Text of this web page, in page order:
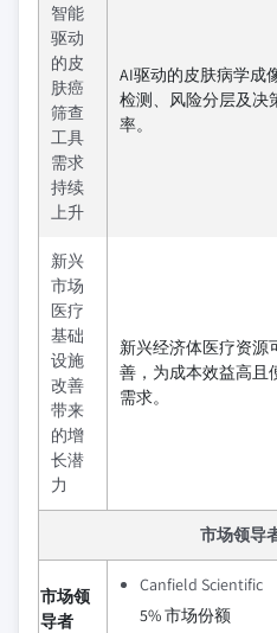
智能
驱动
的皮
肤癌
筛查
工具
需求
持续
上升
AI驱动的皮肤病学成
检测、风险分层及决
率。
新兴
市场
医疗
基础
设施
改善
带来
的增
长潜
力
新兴经济体医疗资源
善，为成本效益高且
需求。
市场领导
市场领
导者
Canfield Scientific
5% 市场份额